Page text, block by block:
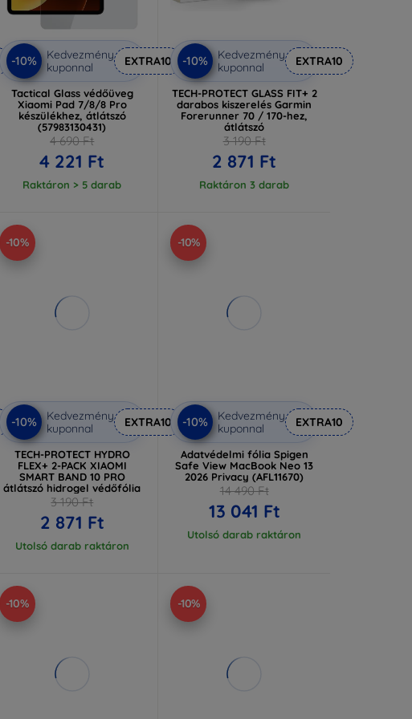
-10%
Kedvezmény
kuponnal
EXTRA10
Tactical Glass védőüveg
Xiaomi Pad 7/8/8 Pro
készülékhez, átlátszó
(57983130431)
4 690 Ft
4 221 Ft
Raktáron > 5 darab
-10%
Kedvezmény
kuponnal
EXTRA10
TECH-PROTECT GLASS FIT+ 2
darabos kiszerelés Garmin
Forerunner 70 / 170-hez,
átlátszó
3 190 Ft
2 871 Ft
Raktáron 3 darab
-10%
-10%
Kedvezmény
kuponnal
EXTRA10
TECH-PROTECT HYDRO
FLEX+ 2-PACK XIAOMI
SMART BAND 10 PRO
átlátszó hidrogel védőfólia
3 190 Ft
2 871 Ft
Utolsó darab raktáron
-10%
-10%
Kedvezmény
kuponnal
EXTRA10
Adatvédelmi fólia Spigen
Safe View MacBook Neo 13
2026 Privacy (AFL11670)
14 490 Ft
13 041 Ft
Utolsó darab raktáron
-10% -10%